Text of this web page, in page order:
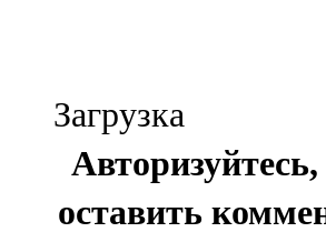
Загрузка
оставить